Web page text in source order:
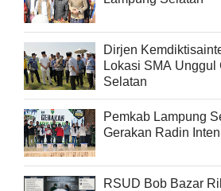
Dirjen
Lokasi SMA Unggul
Selatan
Pemkab Lampung
Gerakan Radin
RSUD Bob Bazar